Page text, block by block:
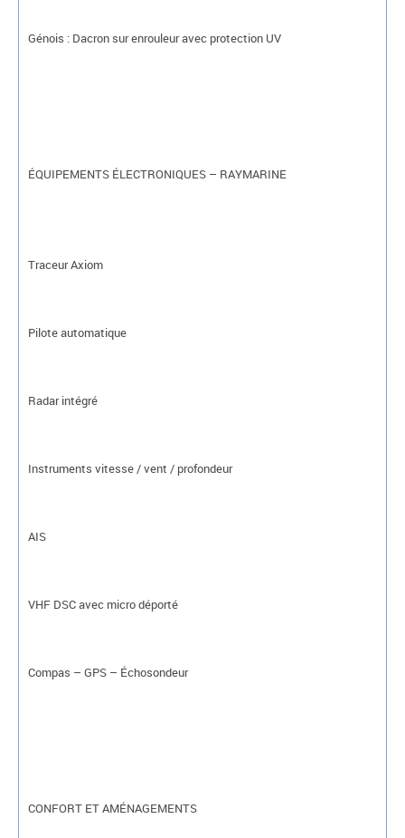
Génois : Dacron sur enrouleur avec protection UV
ÉQUIPEMENTS ÉLECTRONIQUES – RAYMARINE
Traceur Axiom
Pilote automatique
Radar intégré
Instruments vitesse / vent / profondeur
AIS
VHF DSC avec micro déporté
Compas – GPS – Échosondeur
CONFORT ET AMÉNAGEMENTS